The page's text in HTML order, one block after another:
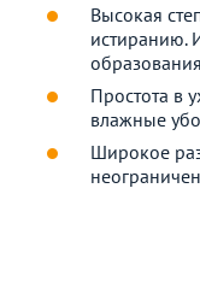
Высокая
истиранию.
Простота в
влажные
Широкое